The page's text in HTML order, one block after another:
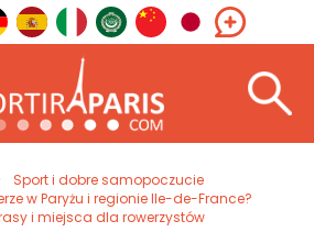
Sport i dobre samopoczucie
w Paryżu i regionie Ile-de-France?
i miejsca dla rowerzystów